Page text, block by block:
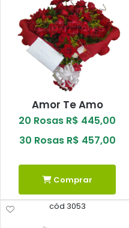
Amor Te Amo
20 Rosas R$ 445,00
30 Rosas R$ 457,00
Comprar
cód 3053